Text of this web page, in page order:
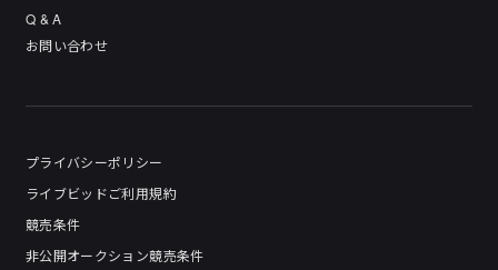
Q & A
お問い合わせ
プライバシーポリシー
ライブビッドご利用規約
競売条件
非公開オークション競売条件